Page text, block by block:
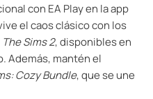
con EA Play en la app
el caos clásico con los
The Sims 2, disponibles en
Además, mantén el
Cozy Bundle, que se une